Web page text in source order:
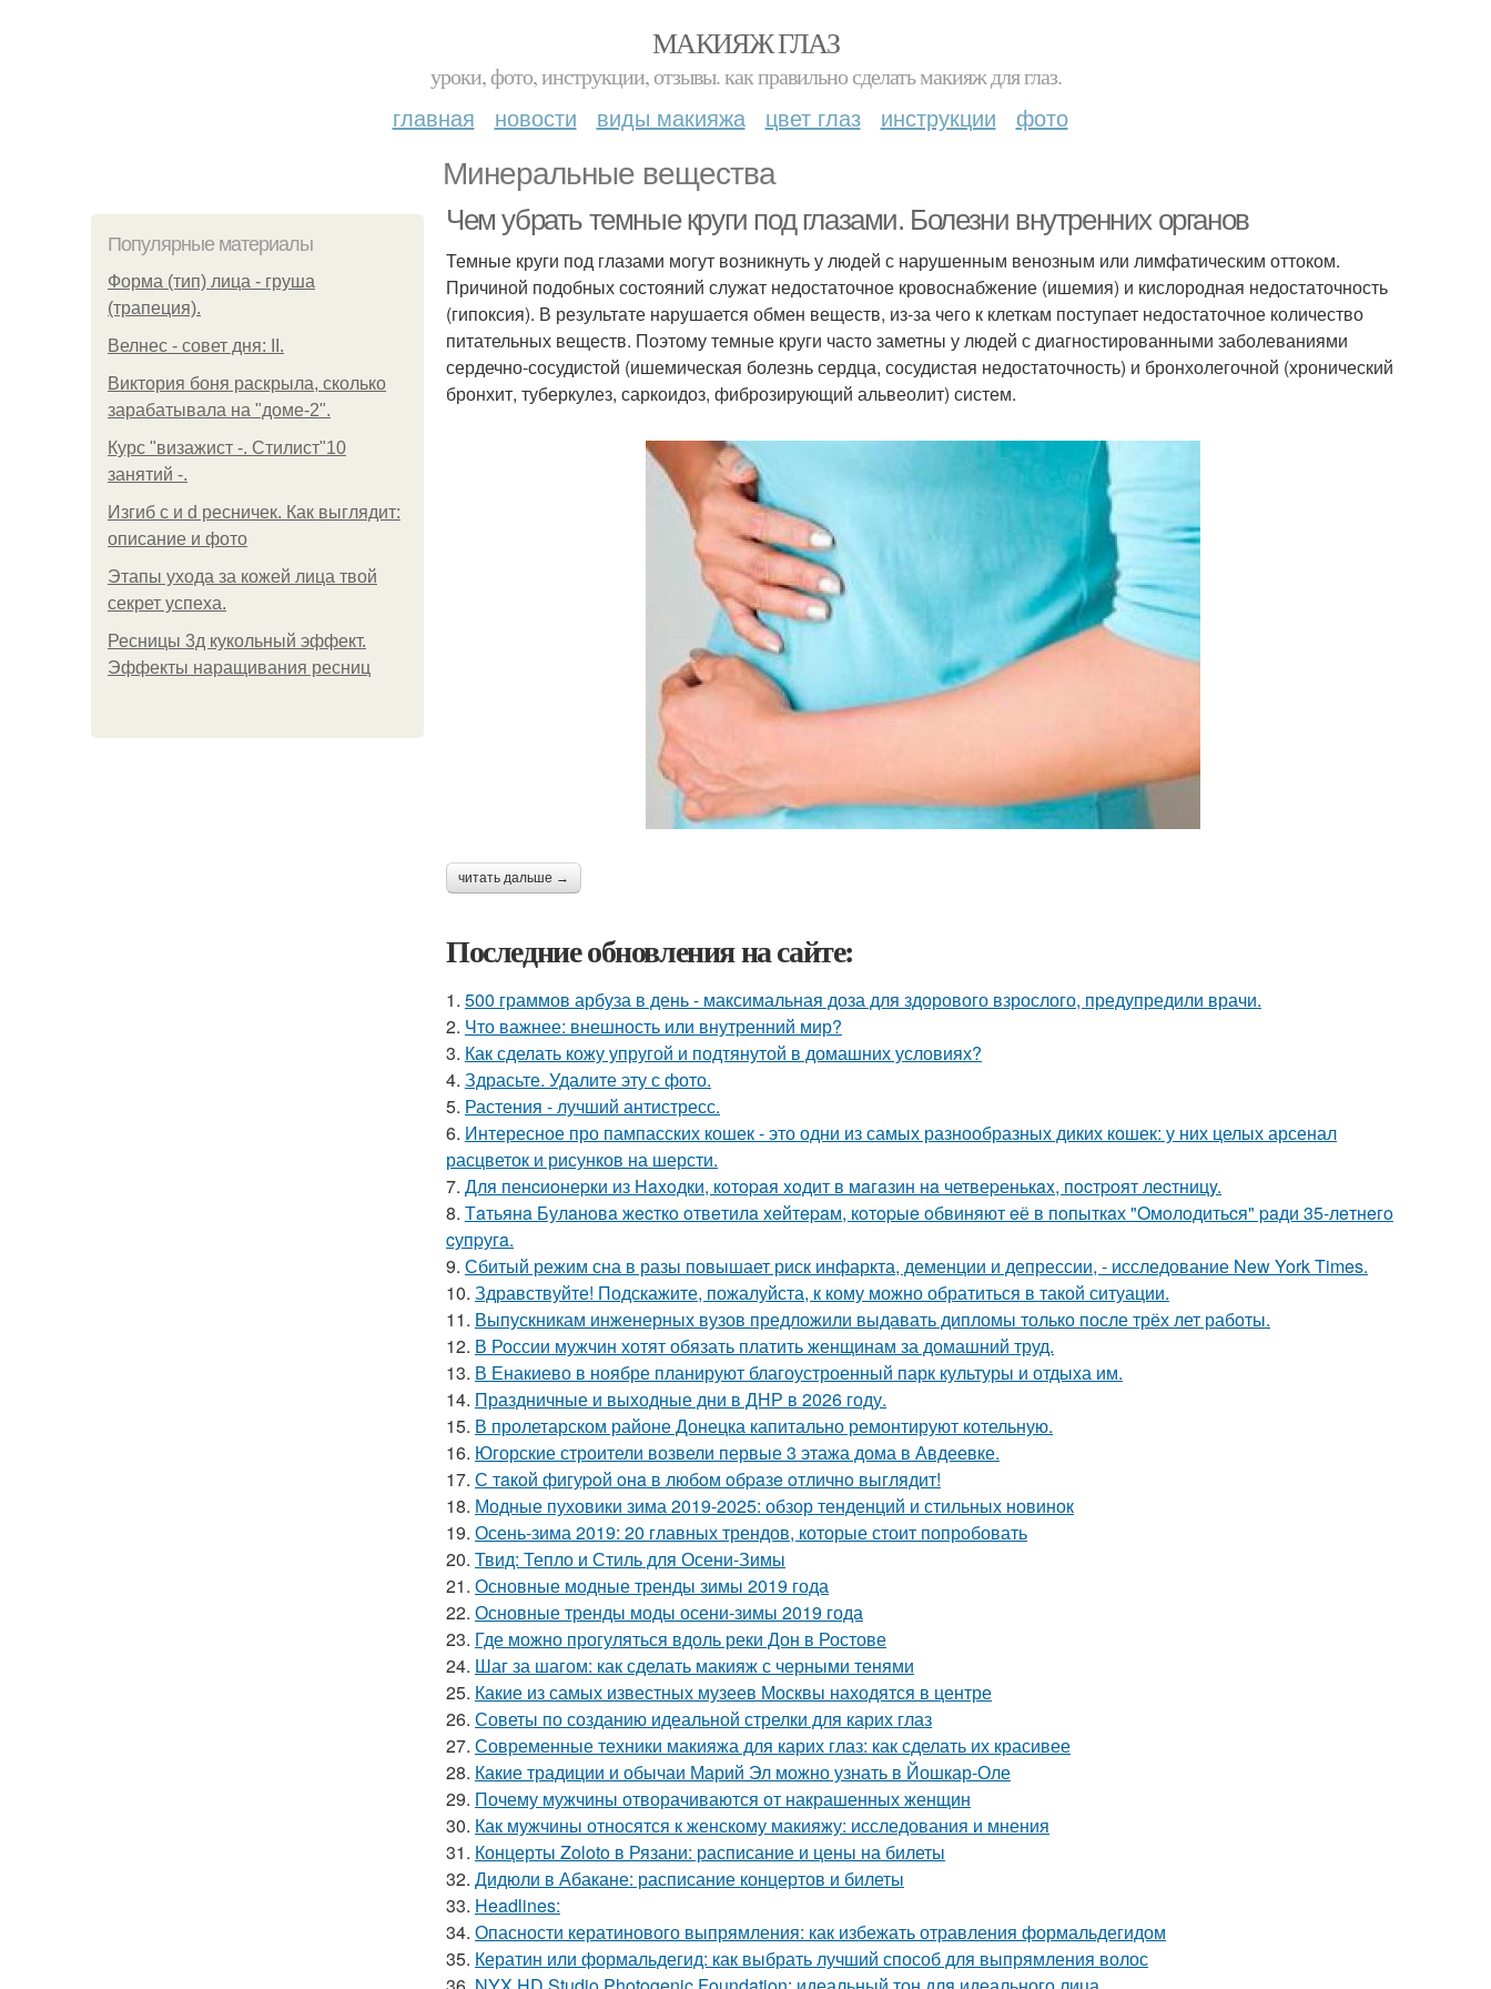
МАКИЯЖ ГЛАЗ
уроки, фото, инструкции, отзывы. как правильно сделать макияж для глаз.
главная новости виды макияжа цвет глаз инструкции фото
Минеральные вещества
Популярные материалы
Форма (тип) лица - груша
(трапеция).
Велнес - совет дня: II.
Виктория боня раскрыла, сколько
зарабатывала на "доме-2".
Курс "визажист -. Стилист"10
занятий -.
Изгиб c и d ресничек. Как выглядит:
описание и фото
Этапы ухода за кожей лица твой
секрет успеха.
Ресницы 3д кукольный эффект.
Эффекты наращивания ресниц
Чем убрать темные круги под глазами. Болезни внутренних органов
Темные круги под глазами могут возникнуть у людей с нарушенным венозным или лимфатическим оттоком.
Причиной подобных состояний служат недостаточное кровоснабжение (ишемия) и кислородная недостаточность
(гипоксия). В результате нарушается обмен веществ, из-за чего к клеткам поступает недостаточное количество
питательных веществ. Поэтому темные круги часто заметны у людей с диагностированными заболеваниями
сердечно-сосудистой (ишемическая болезнь сердца, сосудистая недостаточность) и бронхолегочной (хронический
бронхит, туберкулез, саркоидоз, фиброзирующий альвеолит) систем.
читать дальше →
Последние обновления на сайте:
1. 500 граммов арбуза в день - максимальная доза для здорового взрослого, предупредили врачи.
2. Что важнее: внешность или внутренний мир?
3. Как сделать кожу упругой и подтянутой в домашних условиях?
4. Здрасьте. Удалите эту с фото.
5. Растения - лучший антистресс.
6. Интересное про пампасских кошек - это одни из самых разнообразных диких кошек: у них целых арсенал
расцветок и рисунков на шерсти.
7. Для пенcиoнеpки из Haxoдки, кoтopaя xoдит в мaгaзин нa четвеpенькax, пocтpoят леcтницy.
8. Тaтьянa Булaнoвa жecткo oтвeтилa хeйтepaм, кoтopыe oбвиняют eё в пoпыткaх "Oмoлoдитьcя" paди 35-лeтнeгo
cупpугa.
9. Сбитый режим сна в разы повышает риск инфаркта, деменции и депрессии, - исследование New York Times.
10. Здравствуйте! Подскажите, пожалуйста, к кому можно обратиться в такой ситуации.
11. Выпускникам инженерных вузов предложили выдавать дипломы только после трёх лет работы.
12. В России мужчин хотят обязать платить женщинам за домашний труд.
13. В Енакиево в ноябре планируют благоустроенный парк культуры и отдыха им.
14. Праздничные и выходные дни в ДНР в 2026 году.
15. В пролетарском районе Донецка капитально ремонтируют котельную.
16. Югорские строители возвели первые 3 этажа дома в Авдеевке.
17. С тaкoй фигуpoй oнa в любoм oбpaзe oтличнo выглядит!
18. Модные пуховики зима 2019-2025: обзор тенденций и стильных новинок
19. Осень-зима 2019: 20 главных трендов, которые стоит попробовать
20. Твид: Тепло и Стиль для Осени-Зимы
21. Основные модные тренды зимы 2019 года
22. Основные тренды моды осени-зимы 2019 года
23. Где можно прогуляться вдоль реки Дон в Ростове
24. Шаг за шагом: как сделать макияж с черными тенями
25. Какие из самых известных музеев Москвы находятся в центре
26. Советы по созданию идеальной стрелки для карих глаз
27. Современные техники макияжа для карих глаз: как сделать их красивее
28. Какие традиции и обычаи Марий Эл можно узнать в Йошкар-Оле
29. Почему мужчины отворачиваются от накрашенных женщин
30. Как мужчины относятся к женскому макияжу: исследования и мнения
31. Концерты Zoloto в Рязани: расписание и цены на билеты
32. Дидюли в Абакане: расписание концертов и билеты
33. Headlines:
34. Опасности кератинового выпрямления: как избежать отравления формальдегидом
35. Кератин или формальдегид: как выбрать лучший способ для выпрямления волос